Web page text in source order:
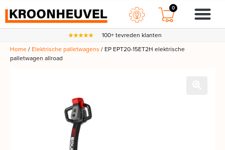
0
100+ tevreden klanten
Home/ Elektrische palletwagens / EP EPT20-15ET2H elektrische
palletwagen allroad